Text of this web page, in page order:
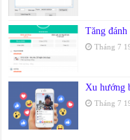
Tăng
Tháng 7
Xu hướng
Tháng 7